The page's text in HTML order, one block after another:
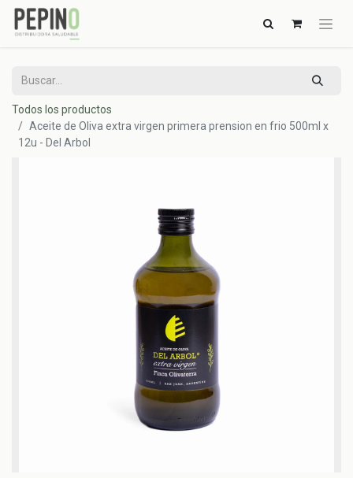
Todos los productos
Aceite de Oliva extra virgen primera prension en frio 500ml x
12u - Del Arbol